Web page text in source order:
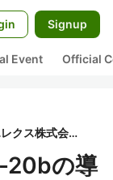
Signup
Event Official
エレクス株式会社
20bの導